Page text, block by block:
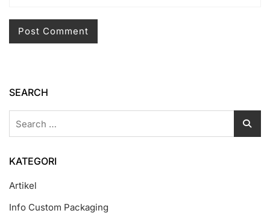
SEARCH
KATEGORI
Artikel
Info Custom Packaging